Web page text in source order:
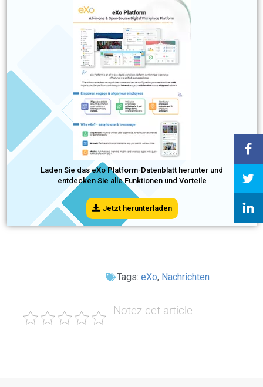
Laden Sie das eXo Platform-Datenblatt herunter und
entdecken Sie alle Funktionen und Vorteile
Jetzt herunterladen
Tags: eXo, Nachrichten